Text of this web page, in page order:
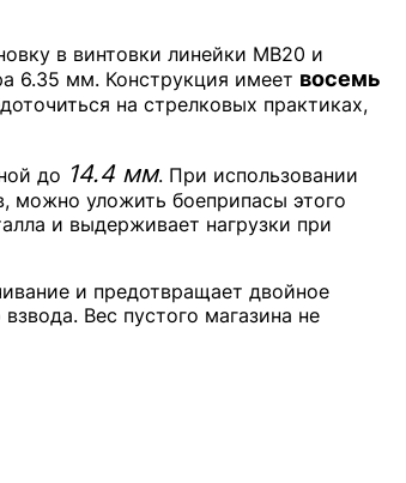
в винтовки линейки MB20 и
6.35 мм. Конструкция имеет восемь
на стрелковых практиках,
до 14.4 мм. При использовании
можно уложить боеприпасы этого
и выдерживает нагрузки при
и предотвращает двойное
Вес пустого магазина не